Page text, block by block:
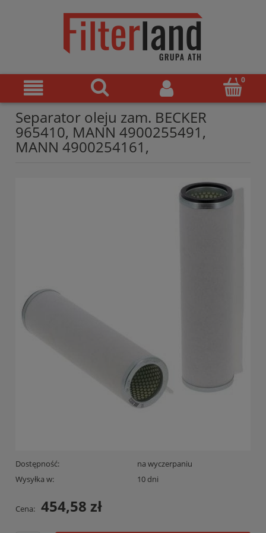
Separator oleju zam. BECKER
965410, MANN 4900255491,
MANN 4900254161,
Dostępność:
na wyczerpaniu
Wysyłka w:
10 dni
Cena: 454,58 zł